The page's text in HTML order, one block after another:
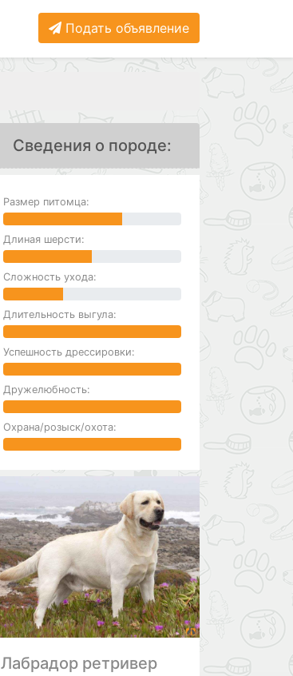
Подать объявление
Сведения о породе:
Размер питомца:
Длиная шерсти:
Сложность ухода:
Длительность выгула:
Успешность дрессировки:
Дружелюбность:
Охрана/розыск/охота:
Лабрадор ретривер